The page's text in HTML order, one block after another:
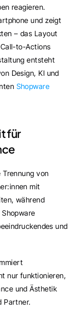
reagieren.
und zeigt
– das Layout
to-Actions
entsteht
Design, KI und
Shopware
für
von
mit
während
und
nur funktionieren,
und Ästhetik
Partner.